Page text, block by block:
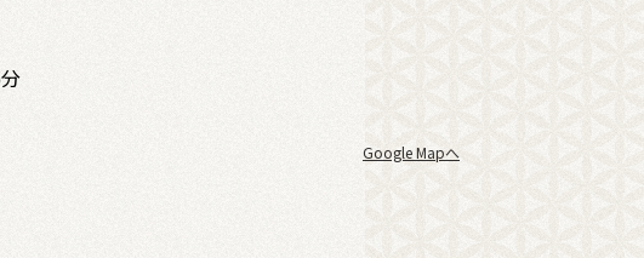
Google Mapへ